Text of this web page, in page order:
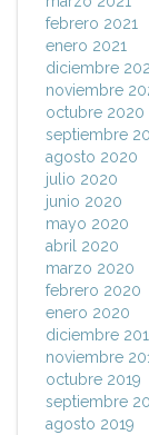
febrero 2021
enero 2021
diciembre
noviembre
octubre 2020
septiembre
agosto 2020
julio 2020
junio 2020
mayo 2020
abril 2020
marzo 2020
febrero 2020
enero 2020
diciembre
noviembre
octubre 2019
septiembre
agosto 2019